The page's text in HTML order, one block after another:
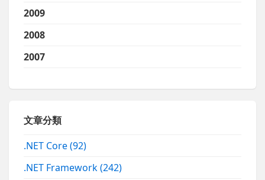
2009
2008
2007
文章分類
.NET Core(92)
.NET Framework(242)